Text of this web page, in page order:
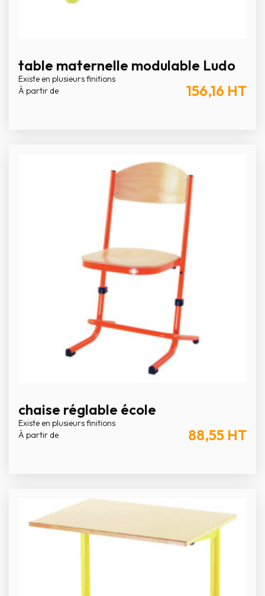
table maternelle modulable Ludo
Existe en plusieurs finitions
À partir de
156,16 HT
chaise réglable école
Existe en plusieurs finitions
À partir de
88,55 HT